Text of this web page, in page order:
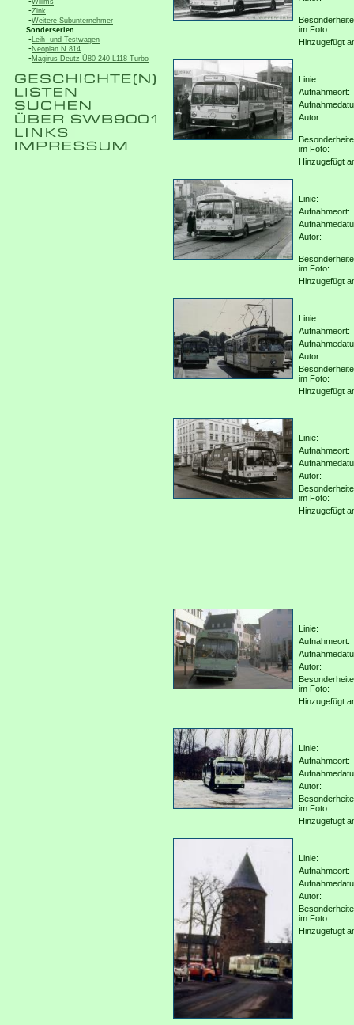
Willms
-Zink
-Weitere Subunternehmer
Sonderserien
-Leih- und Testwagen
-Neoplan N 814
-Magirus Deutz Ü80 240 L118 Turbo
im Foto:
Hinzugefügt
Linie:
Aufnahmeort:
Autor:
im Foto:
Hinzugefügt
Linie:
Aufnahmeort:
Autor:
im Foto:
Hinzugefügt
Linie:
Aufnahmeort:
Autor:
im Foto:
Hinzugefügt
Linie:
Aufnahmeort:
Autor:
im Foto:
Hinzugefügt
Linie:
Aufnahmeort:
Autor:
im Foto:
Hinzugefügt
Linie:
Aufnahmeort:
Autor:
im Foto:
Hinzugefügt
Linie:
Aufnahmeort:
Autor:
im Foto:
Hinzugefügt